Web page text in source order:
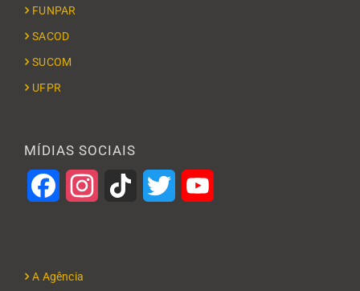
FUNPAR
SACOD
SUCOM
UFPR
MÍDIAS SOCIAIS
FacebookInstagramTikTok Twitter
A Agência